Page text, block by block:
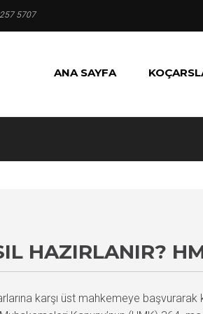
5707
ANA SAYFA
HAZIRLANIR?
karşı üst mahkemeye başvurarak